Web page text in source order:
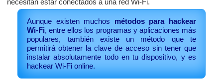
necesitan estar conectados a una red Wi-Fi.
Aunque existen muchos métodos para hackear
Wi-Fi, entre ellos los programas y aplicaciones más
populares, también existe un método que te
permitirá obtener la clave de acceso sin tener que
instalar absolutamente todo en tu dispositivo, y es
hackear Wi-Fi online.